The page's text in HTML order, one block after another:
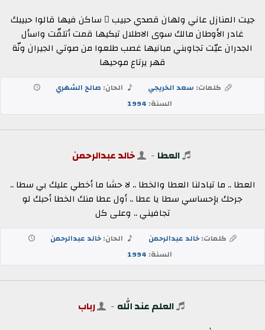
جيت المنازل عاني ولهان قصدي حبيب ٍ ساكن فيها قالوا حبيبك
غادر الأوطان مالك سوى الاطلال تبكيها قمت أتلفّت واسأل
الجدران عيّت تجاوبني مبانيها غصب طلعوا من صوتي الجيران ونّة
قهر يرتاع موحيها
كلمات: سعد الخريجي الحان: صالح الشهري
السنة: 1994
العطا - خالد عبدالرحمن
العطا .. ما تبادلنا العطا والخطا .. لا حشا ما أخطي عليك بي سطا ..
جرحك بإحساسي سطا يا عطا .. أول عطا منك الخطا أحبك لو
تجافيني .. وعلى كل
كلمات:خالد عبدالرحمن الحان:خالد عبدالرحمن
السنة: 1994
العلم عند الله - رباب